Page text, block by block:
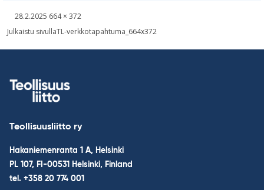
Kirjoitettu
28.2.2025 Täysikokoinen
664 × 372
Post
Julkaistu sivullaTL-verkkotapahtuma_664x372
Teollisuusliitto ry
Hakaniemenranta 1 A, Helsinki
PL 107, FI-00531 Helsinki, Finland
tel. +358 20 774 001